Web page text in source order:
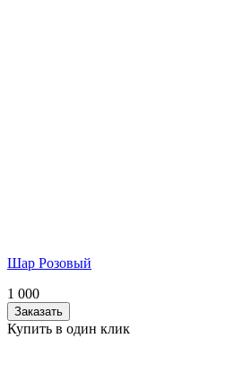
Шар Розовый
1 000
Заказать
Купить в один клик